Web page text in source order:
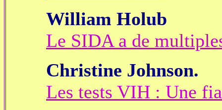
William Holub
Le SIDA a de
Christine Johnson.
Les tests VIH : Une